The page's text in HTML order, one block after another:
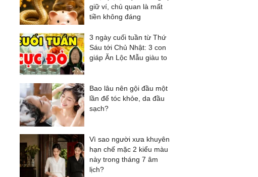
giữ ví, chủ quan là mất
tiền không đáng
3 ngày cuối tuần từ Thứ
Sáu tới Chủ Nhật: 3 con
giáp Ăn Lộc Mẫu giàu to
Bao lâu nên gội đầu một
lần để tóc khỏe, da đầu
sạch?
Vì sao người xưa khuyên
hạn chế mặc 2 kiểu màu
này trong tháng 7 âm
lịch?